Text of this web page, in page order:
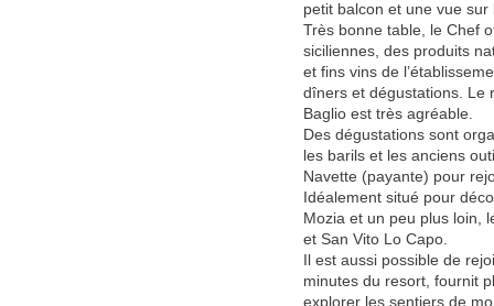
petit balcon et une vue sur
Très bonne table, le Chef
siciliennes, des produits
et fins vins de
dîners et dégustations. Le
Baglio est très agréable.
Des dégustations sont
les barils et les anciens
Navette (payante) pour
Idéalement situé pour
Mozia et un peu plus loin,
et San Vito Lo Capo.
Il est aussi possible de
minutes du resort, fournit
explorer les sentiers de